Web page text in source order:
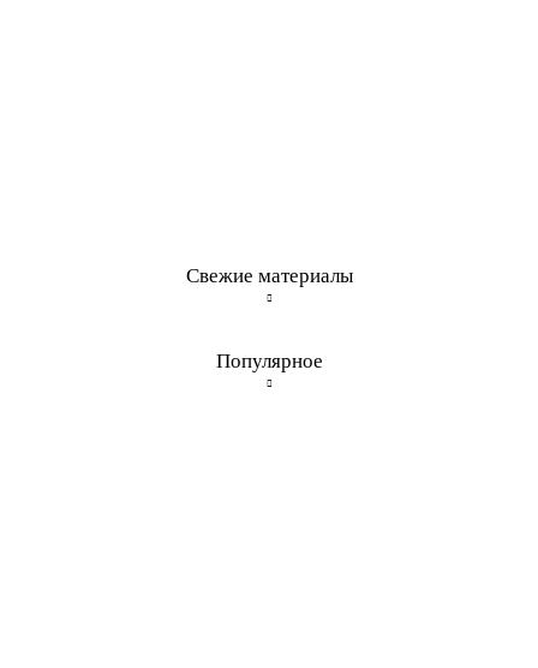
Свежие материалы
Популярное